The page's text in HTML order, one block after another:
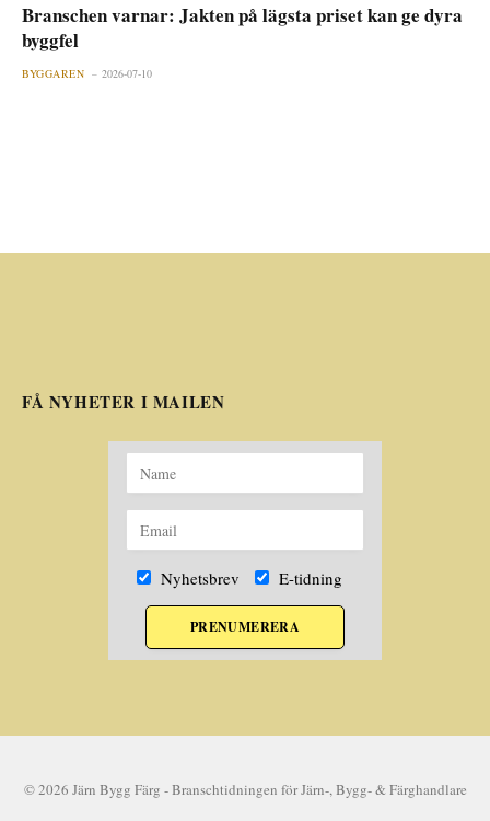
Branschen varnar: Jakten på lägsta priset kan ge dyra
byggfel
BYGGAREN 2026-07-10
FÅ NYHETER I MAILEN
Nyhetsbrev E-tidning
PRENUMERERA
© 2026 Järn Bygg Färg - Branschtidningen för Järn-, Bygg- & Färghandlare